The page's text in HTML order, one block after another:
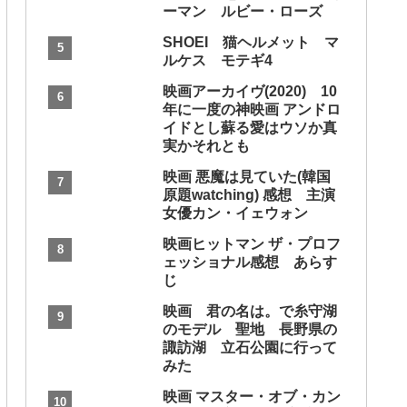
ーマン ルビー・ローズ
SHOEI 猫ヘルメット マ
ルケス モテギ4
映画アーカイヴ(2020) 10
年に一度の神映画 アンドロ
イドとし蘇る愛はウソか真
実かそれとも
映画 悪魔は見ていた(韓国
原題watching) 感想 主演
女優カン・イェウォン
映画ヒットマン ザ・プロフ
ェッショナル感想 あらす
じ
映画 君の名は。で糸守湖
のモデル 聖地 長野県の
諏訪湖 立石公園に行って
みた
映画 マスター・オブ・カン